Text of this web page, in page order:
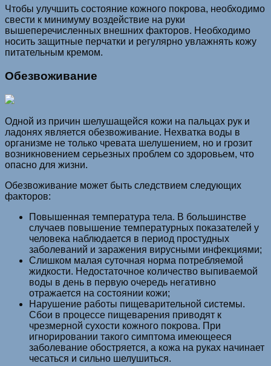
Чтобы улучшить состояние кожного покрова, необходимо
свести к минимуму воздействие на руки
вышеперечисленных внешних факторов. Необходимо
носить защитные перчатки и регулярно увлажнять кожу
питательным кремом.
Обезвоживание
Одной из причин шелушащейся кожи на пальцах рук и
ладонях является обезвоживание. Нехватка воды в
организме не только чревата шелушением, но и грозит
возникновением серьезных проблем со здоровьем, что
опасно для жизни.
Обезвоживание может быть следствием следующих
факторов:
Повышенная температура тела. В большинстве
случаев повышение температурных показателей у
человека наблюдается в период простудных
заболеваний и заражения вирусными инфекциями;
Слишком малая суточная норма потребляемой
жидкости. Недостаточное количество выпиваемой
воды в день в первую очередь негативно
отражается на состоянии кожи;
Нарушение работы пищеварительной системы.
Сбои в процессе пищеварения приводят к
чрезмерной сухости кожного покрова. При
игнорировании такого симптома имеющееся
заболевание обостряется, а кожа на руках начинает
чесаться и сильно шелушиться.